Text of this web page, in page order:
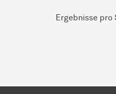
Ergebnisse pro